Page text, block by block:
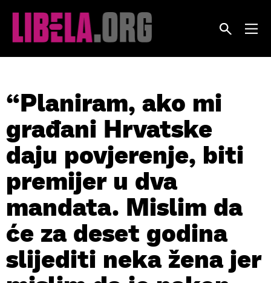
“Planiram, ako mi
građani Hrvatske
daju povjerenje, biti
premijer u dva
mandata. Mislim da
će za deset godina
slijediti neka žena jer